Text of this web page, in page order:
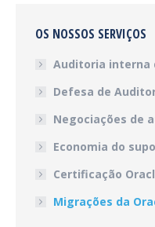
OS NOSSOS SERVIÇOS
Auditoria interna
Defesa de
Negociações de
Economia do
Certificação
Migrações da